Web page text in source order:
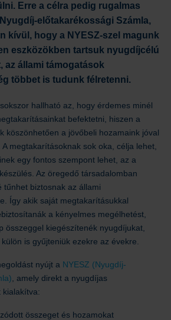
Erre a célra pedig rugalmas
előtakarékossági Számla,
kívül, hogy a NYESZ-szel magunk
eszközökben tartsuk nyugdíjcélú
az állami támogatások
többet is tudunk félretenni.
hallható az, hogy érdemes minél
befektetni, hiszen a
köszönhetően a jövőbeli hozamaink jóval
megtakarításoknak sok oka, célja lehet,
egy fontos szempont lehet, az a
Az öregedő társadalomban
tűnhet biztosnak az állami
Így akik saját megtakarításukkal
a kényelmes megélhetést,
összeggel kiegészítenék nyugdíjukat,
is gyűjteniük ezekre az évekre.
nyújt a NYESZ (Nyugdíj-
, amely direkt a nyugdíjas
kialakítva:
összeget és hozamokat